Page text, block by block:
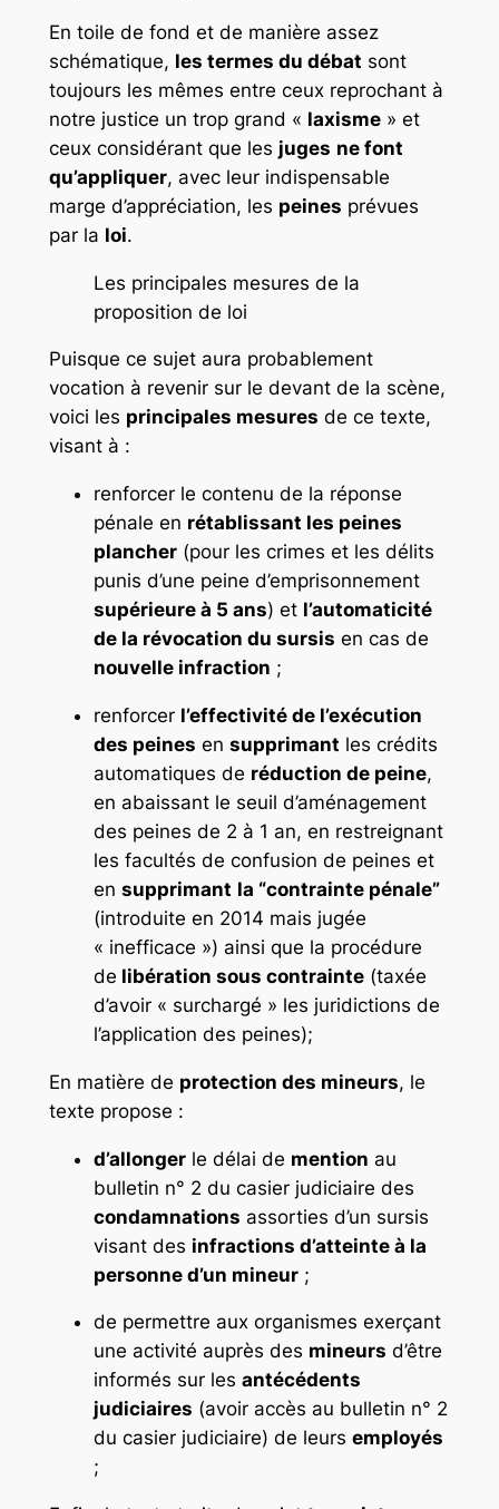
En toile de fond et de manière assez
schématique, les termes du débat sont
toujours les mêmes entre ceux reprochant à
notre justice un trop grand « laxisme» et
ceux considérant que les juges ne font
qu’appliquer, avec leur indispensable
marge d’appréciation, les peines prévues
par la loi.
Les principales mesures de la
proposition de loi
Puisque ce sujet aura probablement
vocation à revenir sur le devant de la scène,
voici les principales mesures de ce texte,
visant à :
renforcer le contenu de la réponse
pénale en rétablissant les peines
plancher(pour les crimes et les délits
punis d’une peine d’emprisonnement
supérieure à 5 ans) et l’automaticité
de la révocation du sursis en cas de
nouvelle infraction ;
renforcer l’effectivité de l’exécution
des peines en supprimant les crédits
automatiques de réduction de peine,
en abaissant le seuil d’aménagement
des peines de 2 à 1 an, en restreignant
les facultés de confusion de peines et
en supprimant la “contrainte pénale”
(introduite en 2014 mais jugée
« inefficace ») ainsi que la procédure
de libération sous contrainte(taxée
d’avoir « surchargé » les juridictions de
l’application des peines);
En matière de protection des mineurs, le
texte propose :
d’allongerle délai de mention au
bulletin n° 2 du casier judiciaire des
condamnations assorties d’un sursis
visant des infractions d’atteinte à la
personne d’un mineur;
de permettre aux organismes exerçant
une activité auprès des mineurs d’être
informés sur les antécédents
judiciaires (avoir accès au bulletin n° 2
du casier judiciaire) de leurs employés
;